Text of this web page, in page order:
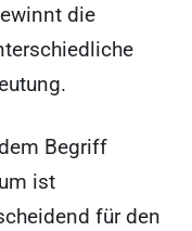
die
Begriff
ist
für den